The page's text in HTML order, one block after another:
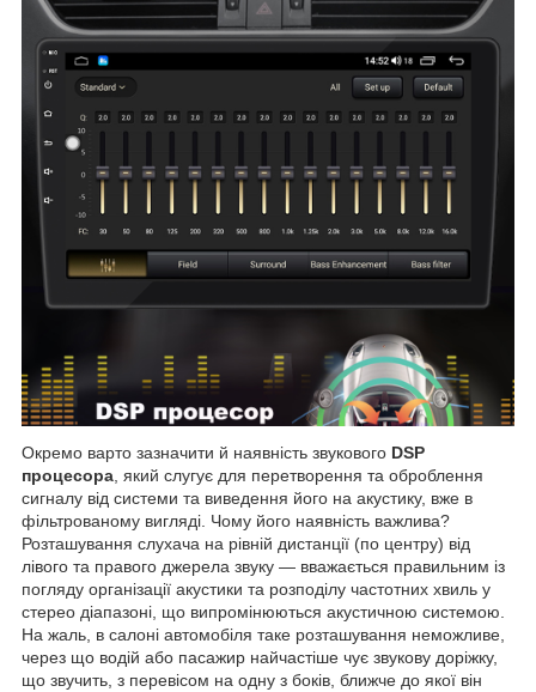
Окремо варто зазначити й наявність звукового DSP
процесора , який слугує для перетворення та оброблення
сигналу від системи та виведення його на акустику, вже в
фільтрованому вигляді. Чому його наявність важлива?
Розташування слухача на рівній дистанції (по центру) від
лівого та правого джерела звуку — вважається правильним із
погляду організації акустики та розподілу частотних хвиль у
стерео діапазоні, що випромінюються акустичною системою.
На жаль, в салоні автомобіля таке розташування неможливе,
через що водій або пасажир найчастіше чує звукову доріжку,
що звучить, з перевісом на одну з боків, ближче до якої він